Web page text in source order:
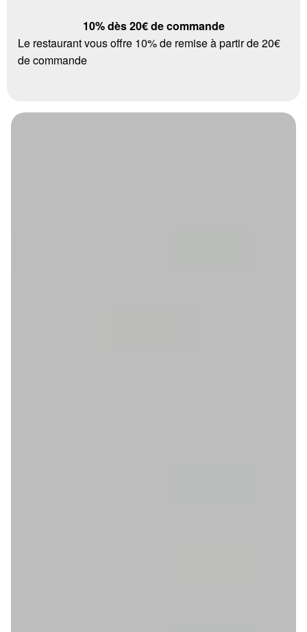
10% dès 20€ de commande
Le restaurant vous offre 10% de remise à partir de 20€
de commande